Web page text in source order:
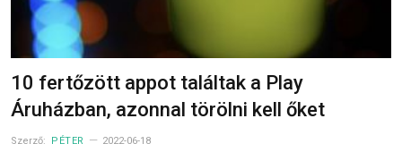
10 fertőzött appot találtak a Play
Áruházban, azonnal törölni kell őket
Szerző: PÉTER 2022-06-18